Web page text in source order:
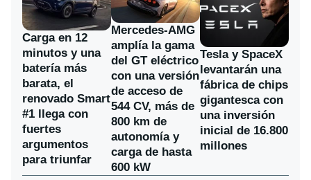
Carga en 12
minutos y una
batería más
barata, el
renovado Smart
#1 llega con
fuertes
argumentos
para triunfar
Mercedes-AMG
amplía la gama
del GT eléctrico
con una versión
de acceso de
544 CV, más de
800 km de
autonomía y
carga de hasta
600 kW
Tesla y SpaceX
levantarán una
fábrica de chips
gigantesca con
una inversión
inicial de 16.800
millones